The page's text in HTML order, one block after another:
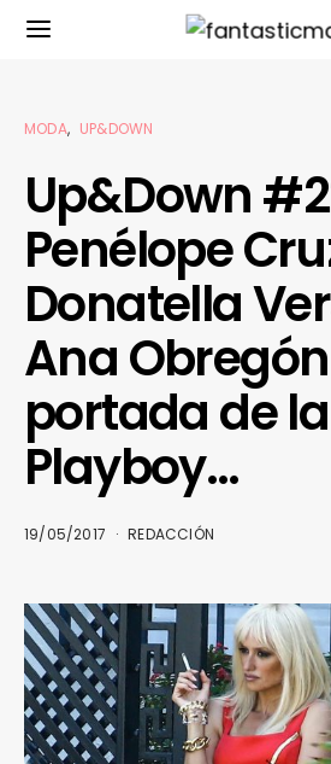
MODA UP&DOWN
Up&Down
Penélope
Donatella
Ana
portada de la
Playboy…
19/05/2017 REDACCIÓN